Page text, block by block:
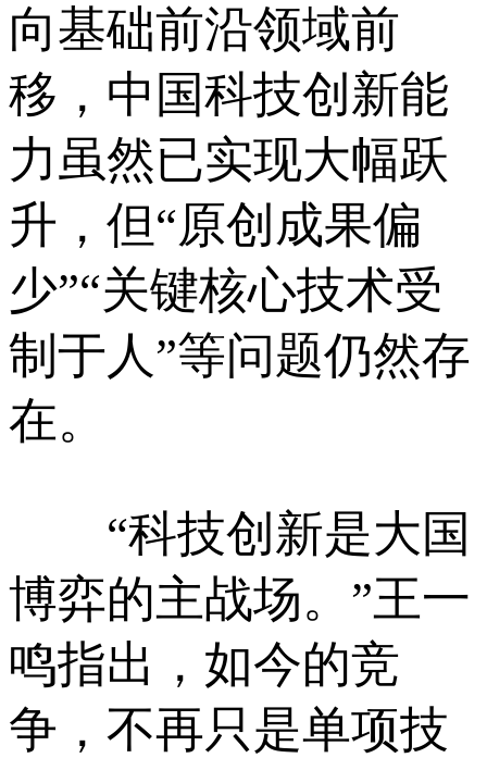
向基础前沿领域前
移，中国科技创新能
力虽然已实现大幅跃
升，但“原创成果偏
少”“关键核心技术受
制于人”等问题仍然存
在。
“科技创新是大国
博弈的主战场。”王一
鸣指出，如今的竞
争，不再只是单项技